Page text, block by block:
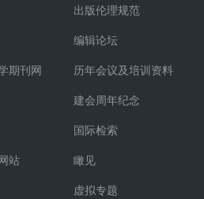
期刊网
站
出版伦理规范
编辑论坛
历年会议及培训资料
建会周年纪念
国际检索
瞰见
虚拟专题